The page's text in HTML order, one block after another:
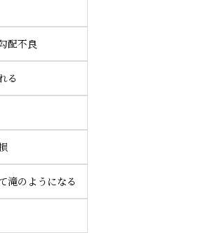
配不良
る
滝のようになる